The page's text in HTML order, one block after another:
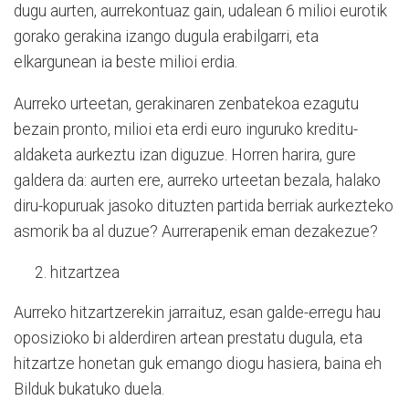
dugu aurten, aurrekontuaz gain, udalean 6 milioi eurotik
gorako gerakina izango dugula erabilgarri, eta
elkargunean ia beste milioi erdia.
Aurreko urteetan, gerakinaren zenbatekoa ezagutu
bezain pronto, milioi eta erdi euro inguruko kreditu-
aldaketa aurkeztu izan diguzue. Horren harira, gure
galdera da: aurten ere, aurreko urteetan bezala, halako
diru-kopuruak jasoko dituzten partida berriak aurkezteko
asmorik ba al duzue? Aurrerapenik eman dezakezue?
hitzartzea
Aurreko hitzartzerekin jarraituz, esan galde-erregu hau
oposizioko bi alderdiren artean prestatu dugula, eta
hitzartze honetan guk emango diogu hasiera, baina eh
Bilduk bukatuko duela.